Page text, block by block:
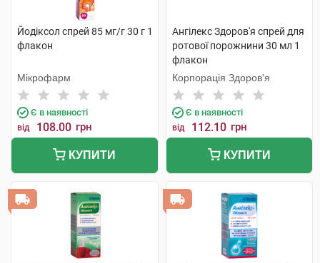
Йодіксол спрей 85 мг/г 30 г 1
флакон
Мікрофарм
Є в наявності
від 108.00 грн
КУПИТИ
Ангілекс Здоров'я спрей для
ротової порожнини 30 мл 1
флакон
Корпорація Здоров'я
Є в наявності
від 112.10 грн
КУПИТИ